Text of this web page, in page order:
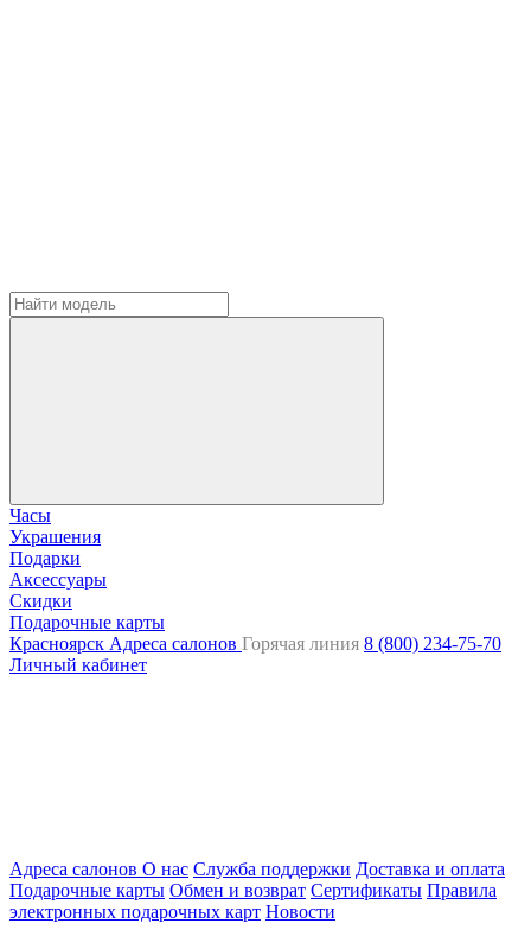
Часы
Украшения
Подарки
Аксессуары
Скидки
Подарочные карты
Красноярск Адреса салонов Горячая линия 8 (800) 234-75-70
Личный кабинет
Адреса салонов О нас Служба поддержки Доставка и оплата
Подарочные карты Обмен и возврат Сертификаты Правила
электронных подарочных карт Новости